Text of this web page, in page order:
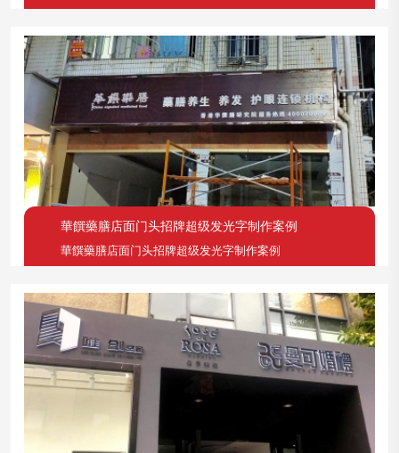
華饌藥膳店面门头招牌超级发光字制作案例
華饌藥膳店面门头招牌超级发光字制作案例